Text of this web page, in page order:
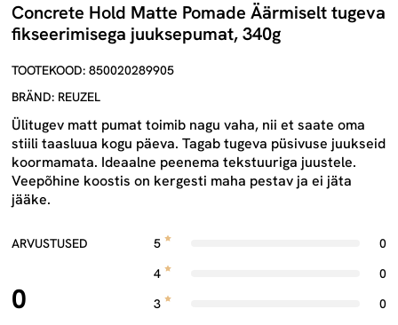
Concrete Hold Matte Pomade Äärmiselt tugeva
fikseerimisega juuksepumat, 340g
TOOTEKOOD: 850020289905
BRÄND: REUZEL
Ülitugev matt pumat toimib nagu vaha, nii et saate oma
stiili taasluua kogu päeva. Tagab tugeva püsivuse juukseid
koormamata. Ideaalne peenema tekstuuriga juustele.
Veepõhine koostis on kergesti maha pestav ja ei jäta
jääke.
ARVUSTUSED
0
5
0
4
0
3
0